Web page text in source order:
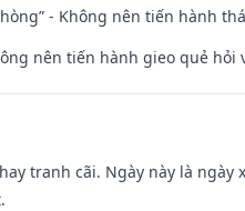
- Không nên tiến hành
nên tiến hành gieo quẻ
tranh cãi. Ngày này là